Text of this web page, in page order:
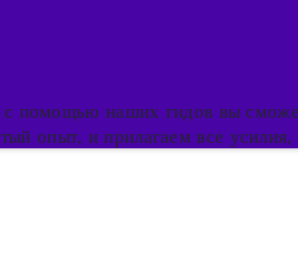
помощью наших гидов вы
опыт, и прилагаем все усилия,